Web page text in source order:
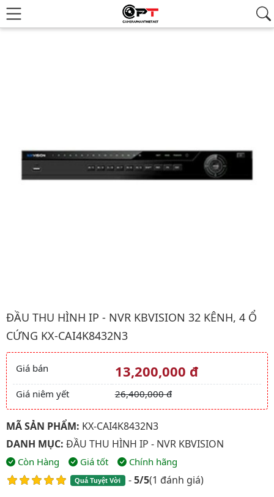
Hình ảnh đại diện của sản phẩm Đầu thu hình IP - NVR kbvision
ĐẦU THU HÌNH IP - NVR KBVISION 32 KÊNH, 4 Ổ
CỨNG KX-CAI4K8432N3
Giá và khuyến mãi
Giá bán 13,200,000 đ
Giá niêm yết 26,400,000 đ
MÃ SẢN PHẨM: KX-CAI4K8432N3
DANH MỤC: ĐẦU THU HÌNH IP - NVR KBVISION
Còn Hàng Giá tốt Chính hãng
Quá Tuyệt Vời -5/5(1 đánh giá)